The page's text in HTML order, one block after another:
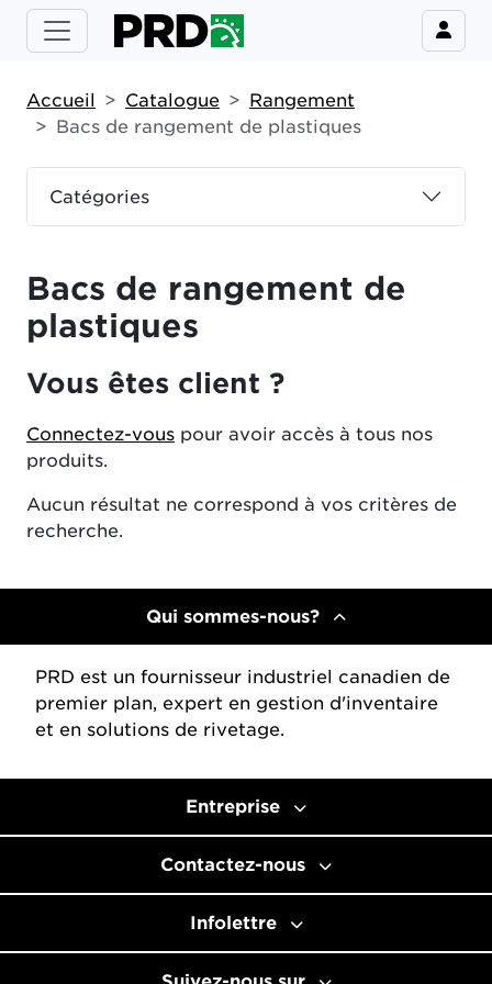
Catégories
Accueil Catalogue
Rangement
Bacs de rangement de plastiques
Bacs de rangement de
plastiques
Vous êtes client ?
Connectez-vous pour avoir accès à tous nos
produits.
Aucun résultat ne correspond à vos critères de
recherche.
Qui sommes-nous?
PRD est un fournisseur industriel canadien de
premier plan, expert en gestion d'inventaire
et en solutions de rivetage.
Entreprise
Contactez-nous
Infolettre